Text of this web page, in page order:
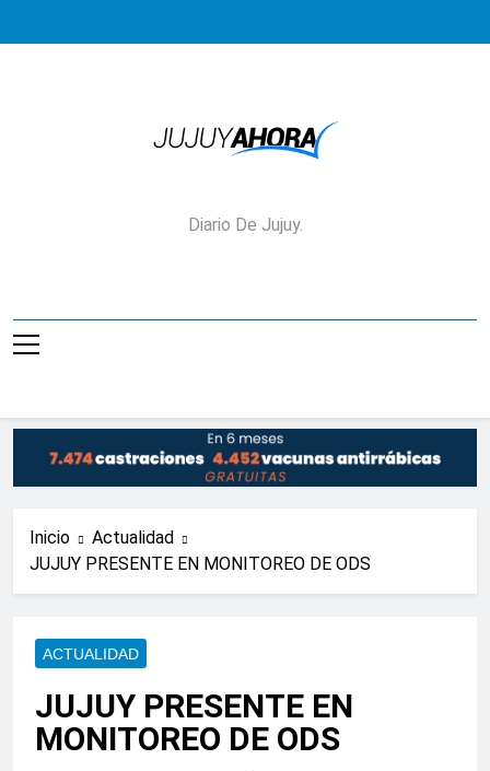
Jujuy Ahora!
Diario De Jujuy.
Inicio
Actualidad
JUJUY PRESENTE EN MONITOREO DE ODS
ACTUALIDAD
JUJUY PRESENTE EN
MONITOREO DE ODS